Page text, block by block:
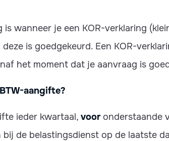
is wanneer je een KOR-verklaring
is goedgekeurd. Een KOR-
het moment dat je aanvraag is
aangifte?
ieder kwartaal, vooronderstaande
bij de belastingsdienst op de laatste